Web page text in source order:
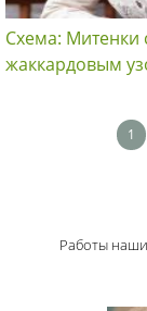
Схема: Митенки
жаккардовым
1
Работы